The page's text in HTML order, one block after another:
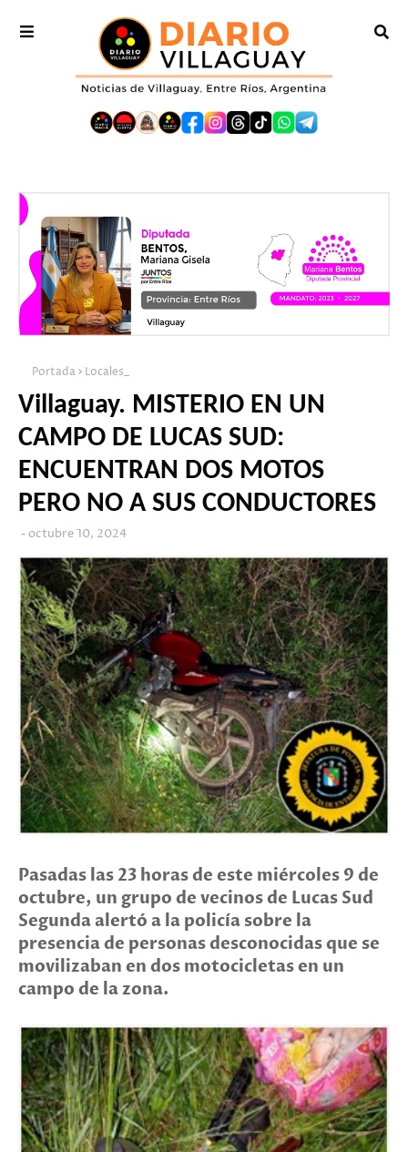
Portada Locales_
Villaguay. MISTERIO EN UN
CAMPO DE LUCAS SUD:
ENCUENTRAN DOS MOTOS
PERO NO A SUS CONDUCTORES
octubre 10, 2024
Pasadas las 23 horas de este miércoles 9 de
octubre, un grupo de vecinos de Lucas Sud
Segunda alertó a la policía sobre la
presencia de personas desconocidas que se
movilizaban en dos motocicletas en un
campo de la zona.